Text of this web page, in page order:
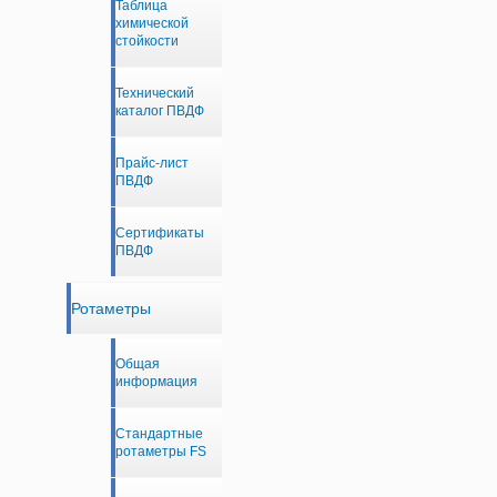
Таблица
химической
стойкости
Технический
каталог ПВДФ
Прайс-лист
ПВДФ
Сертификаты
ПВДФ
Ротаметры
Общая
информация
Стандартные
ротаметры FS